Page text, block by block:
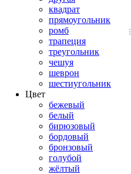
квадрат
прямоугольник
ромб
трапеция
треугольник
чешуя
шеврон
шестиугольник
Цвет
бежевый
белый
бирюзовый
бордовый
бронзовый
голубой
жёлтый